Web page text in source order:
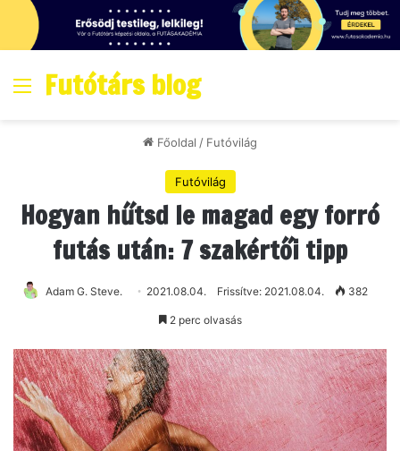
Menő
Futótárs blog
Főoldal / Futóvilág
Futóvilág
Hogyan hűtsd le magad egy forró
futás után: 7 szakértői tipp
Adam G. Steve. 2021.08.04. Frissítve: 2021.08.04. 382
2 perc olvasás